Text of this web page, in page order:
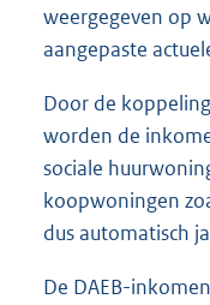
weergegeven op
aangepaste
Door de
worden de
sociale
koopwoningen
dus automatisch
De DAEB-